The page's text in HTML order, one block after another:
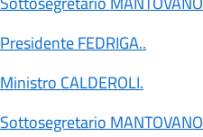
Presidente FEDRIGA..
Ministro CALDEROLI.
Sottosegretario MANTOVANO